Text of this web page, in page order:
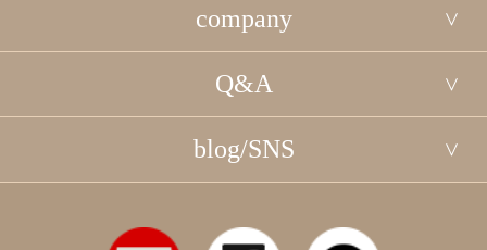
company
Q&A
blog/SNS